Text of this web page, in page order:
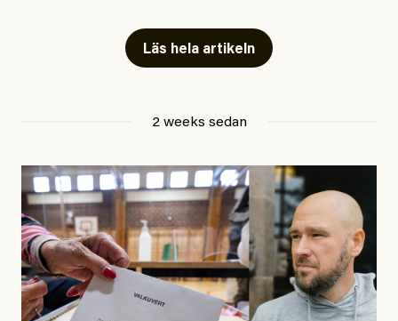
skriver för? Vad betyder det att vara en ”röd, grön och
oberoende” tidning? Och vad är egentligen bra
utpekas som israelisk infiltratör”. Enligt ingressen
handlar artikeln om en person vars ”bakgrund skapar
splittring och oro i rörelsen”. Problemet är att artikeln
skapar betydligt mer oro i palestinarörelsen – och den
oberoende vänstern – än den porträtterade personen
eller dess bakgrund.
Läs hela artikeln
2 weeks sedan